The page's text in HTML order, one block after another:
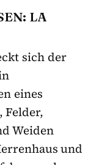
LA G
sich der
eines
Felder,
Weiden
und